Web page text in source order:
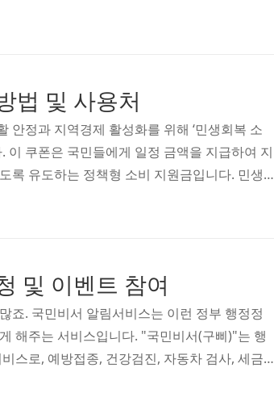
활동할 수 있게 되었지만, 교섭 절차가 복잡
치지 아니하기로 동의한 경우에는 개별교섭
법 및 사용처
안정과 지역경제 활성화를 위해 ‘민생회복 소
이 쿠폰은 국민들에게 일정 금액을 지급하여 지
록 유도하는 정책형 소비 지원금입니다. 민생
, 소득 수준 및 거주 지역에 따라 차등 지급됩
하는 국민에게 10만 원이 추가..
및 이벤트 참여
죠. 국민비서 알림서비스는 이런 정부 행정정
해주는 서비스입니다. "국민비서(구삐)"는 행
스로, 예방접종, 건강검진, 자동차 검사, 세금
미리 알려줍니다.특히 복잡한 정부 사이트를